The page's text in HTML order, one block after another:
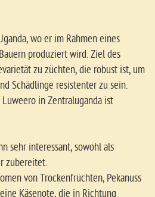
wo er im Rahmen eines
produziert wird. Ziel des
zu züchten, die robust ist, um
Schädlinge resistenter zu sein.
in Zentraluganda ist
sehr interessant, sowohl als
zubereitet.
von Trockenfrüchten, Pekanuss
Käsenote, die in Richtung